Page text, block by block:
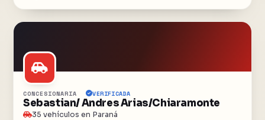
CONCESIONARIA VERIFICADA
Sebastian/ Andres Arias/Chiaramonte
35 vehículos en Paraná